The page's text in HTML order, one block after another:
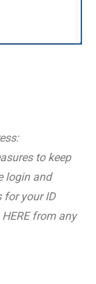
to keep
login and
for your ID
from any